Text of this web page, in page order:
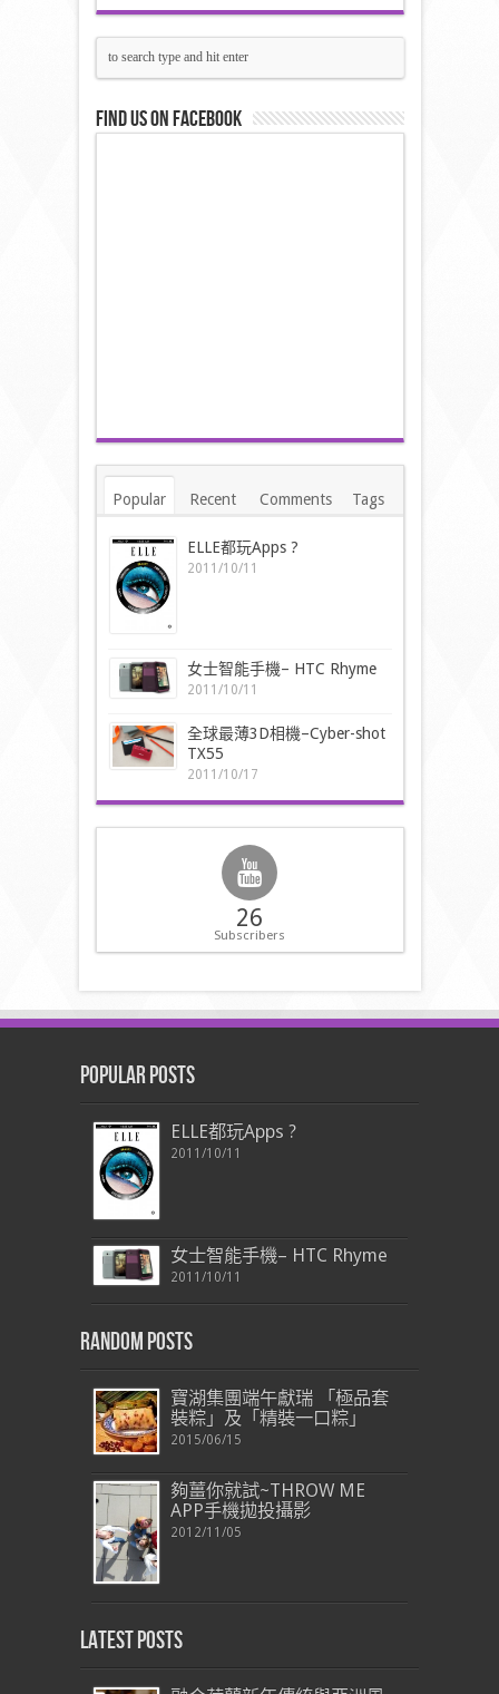
Find us on Facebook
Popular Recent Comments Tags
ELLE都玩Apps ?
2011/10/11
女士智能手機– HTC Rhyme
2011/10/11
全球最薄3D相機–Cyber-shot
TX55
2011/10/17
26
Subscribers
Popular Posts
ELLE都玩Apps ?
2011/10/11
女士智能手機– HTC Rhyme
2011/10/11
Random Posts
寶湖集團端午獻瑞 「極品套
裝粽」及「精裝一口粽」
2015/06/15
夠薑你就試~THROW ME
APP手機拋投攝影
2012/11/05
Latest Posts